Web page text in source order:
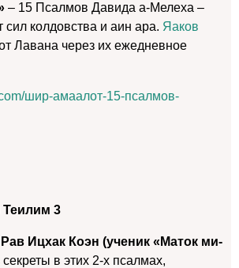
– 15 Псалмов Давида а-Мелеха –
сил колдовства и аин ара. Яаков
Лавана через их ежедневное
шир-амаалот-15-псалмов-
Теилим 3
Рав Ицхак Коэн (ученик «Маток ми-
секреты в этих 2-х псалмах,